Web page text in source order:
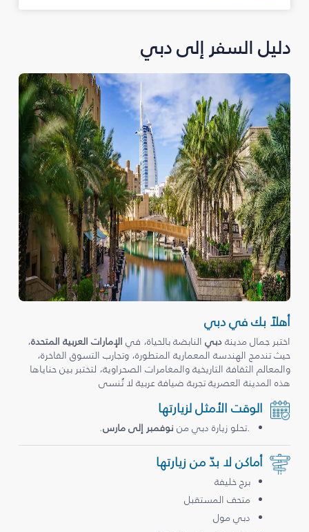
دليل السفر إلى دبي
أهلاً بك في دبي
اختبر جمال مدينةدبيالنابضة بالحياة، في الإمارات العربية المتحدة،
حيث تندمج الهندسة المعمارية المتطورة، وتجارب التسوق الفاخرة،
والمعالم الثقافة التاريخية والمغامرات الصحراوية، لتختبر بين حناياها
هذه المدينة العصرية تجربة ضيافة عربية لا تُنسى
الوقت الأمثل لزيارتها
.تحلو زيارة دبي من نوفمبر إلى مارس.
أماكن لا بدّ من زيارتها
برج خليفة
متحف المستقبل
دبي مول